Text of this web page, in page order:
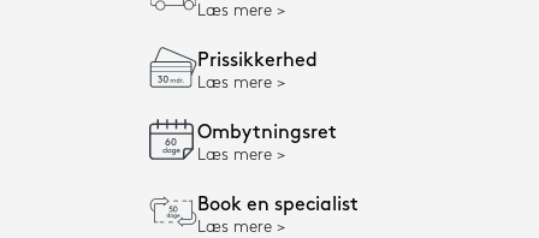
Læs mere
Prissikkerhed
Læs mere
Ombytningsret
Læs mere
Book en specialist
Læs mere